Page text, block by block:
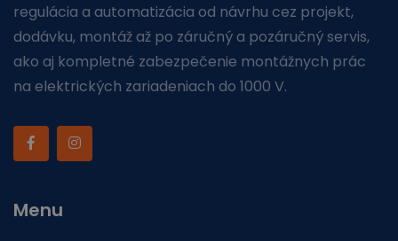
regulácia a automatizácia od návrhu cez projekt,
dodávku, montáž až po záručný a pozáručný servis,
ako aj kompletné zabezpečenie montážnych prác
na elektrických zariadeniach do 1000 V.
Menu